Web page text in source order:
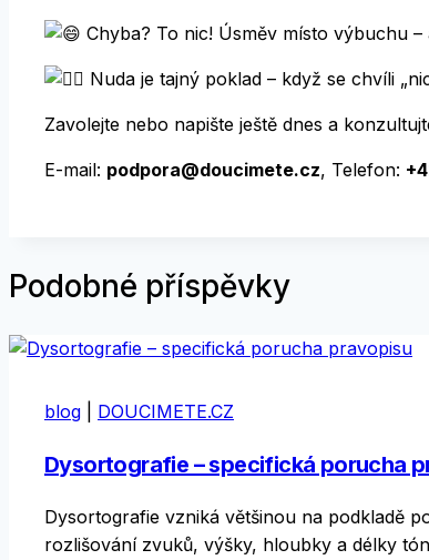
Chyba? To nic! Úsměv místo výbuchu
Nuda je tajný poklad – když se chvíli
Zavolejte nebo napište ještě dnes a
E-mail: podpora@doucimete.cz, Telefon:
Podobné příspěvky
blog DOUCIMETE.CZ
Dysortografie – specifická porucha
Dysortografie vzniká většinou na podkladě
rozlišování zvuků, výšky, hloubky a délky